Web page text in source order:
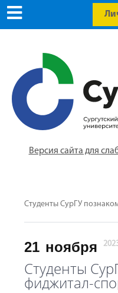
Версия сайта для
Студенты СурГУ
21 ноября
Студенты
фиджитал-